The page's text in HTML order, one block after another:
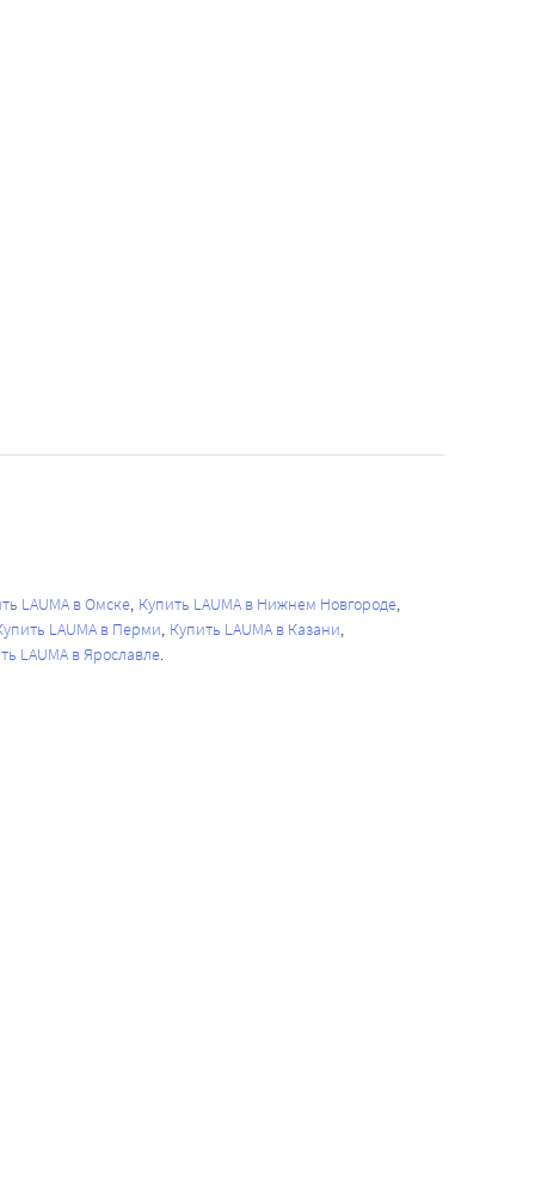
LAUMA в Омске Купить LAUMA в Нижнем Новгороде
LAUMA в Перми Купить LAUMA в Казани
LAUMA в Ярославле